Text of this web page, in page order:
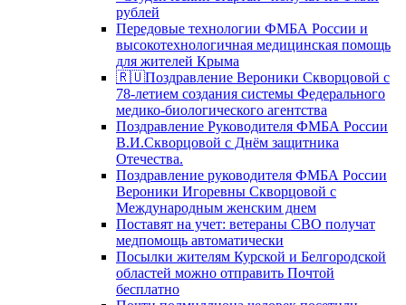
рублей
Передовые технологии ФМБА России и
высокотехнологичная медицинская помощь
для жителей Крыма
🇷🇺Поздравление Вероники Скворцовой с
78-летием создания системы Федерального
медико-биологического агентства
Поздравление Руководителя ФМБА России
В.И.Скворцовой с Днём защитника
Отечества.
Поздравление руководителя ФМБА России
Вероники Игоревны Скворцовой с
Международным женским днем
Поставят на учет: ветераны СВО получат
медпомощь автоматически
Посылки жителям Курской и Белгородской
областей можно отправить Почтой
бесплатно